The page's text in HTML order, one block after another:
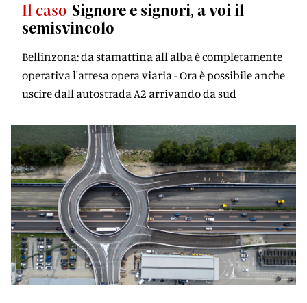
Il caso Signore e signori, a voi il
semisvincolo
Bellinzona: da stamattina all'alba è completamente
operativa l'attesa opera viaria - Ora è possibile anche
uscire dall'autostrada A2 arrivando da sud